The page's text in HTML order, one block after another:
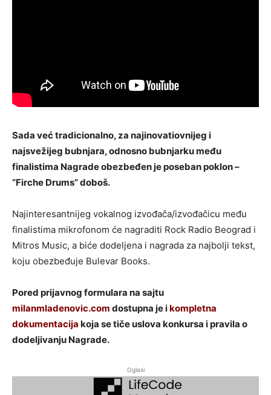
Sada već tradicionalno, za najinovatiovnijeg i
najsvežijeg bubnjara, odnosno bubnjarku među
finalistima Nagrade obezbeđen je poseban poklon –
“Firche Drums” doboš.
Najinteresantnijeg vokalnog izvođača/izvođačicu među
finalistima mikrofonom će nagraditi Rock Radio Beograd i
Mitros Music, a biće dodeljena i nagrada za najbolji tekst,
koju obezbeđuje Bulevar Books.
Pored prijavnog formulara na sajtu
milanmladenovic.com dostupna je ikompletna
dokumentacija koja se tiče uslova konkursa i pravila o
dodeljivanju Nagrade.
Oglasi